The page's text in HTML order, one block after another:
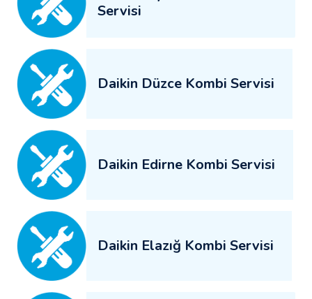
Servisi
Daikin Düzce Kombi Servisi
Daikin Edirne Kombi Servisi
Daikin Elazığ Kombi Servisi